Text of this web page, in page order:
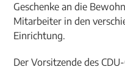
Geschenke an die
Mitarbeiter in den
Einrichtung.
Der Vorsitzende des